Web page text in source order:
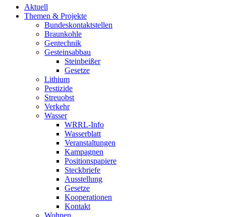
Aktuell
Themen & Projekte
Bundeskontaktstellen
Braunkohle
Gentechnik
Gesteinsabbau
Steinbeißer
Gesetze
Lithium
Pestizide
Streuobst
Verkehr
Wasser
WRRL-Info
Wasserblatt
Veranstaltungen
Kampagnen
Positionspapiere
Steckbriefe
Ausstellung
Gesetze
Kooperationen
Kontakt
Wohnen